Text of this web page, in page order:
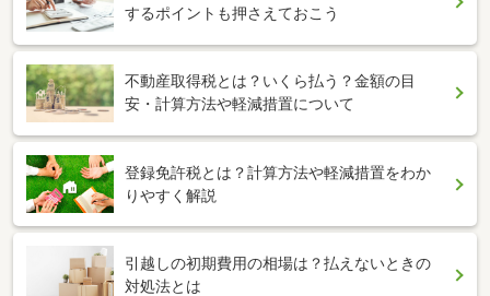
するポイントも押さえておこう
不動産取得税とは？いくら払う？金額の目
安・計算方法や軽減措置について
登録免許税とは？計算方法や軽減措置をわか
りやすく解説
引越しの初期費用の相場は？払えないときの
対処法とは